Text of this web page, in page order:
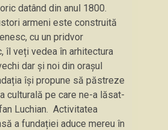
datând din anul 1800.
armeni este construită
cu un pridvor
îl veți vedea în arhitectura
dar și noi din orașul
își propune să păstreze
culturală pe care ne-a lăsat-
Luchian. Activitatea
a fundației aduce mereu în